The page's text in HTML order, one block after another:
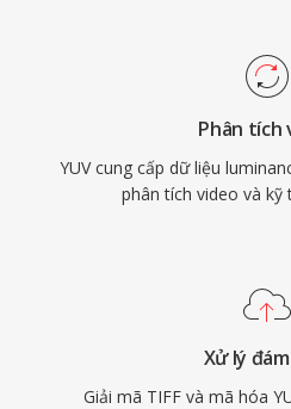
Phân tích
YUV cung cấp dữ liệu
phân tích video và kỹ
Xử lý
Giải mã TIFF và mã hóa